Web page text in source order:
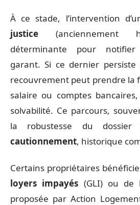
À ce stade, l’intervention
justice (anciennement
déterminante pour notifier
garant. Si ce dernier
recouvrement peut prendre la
salaire ou comptes
solvabilité. Ce parcours,
la robustesse du
cautionnement, historique
Certains propriétaires
loyers impayés (GLI) ou de
proposée par Action